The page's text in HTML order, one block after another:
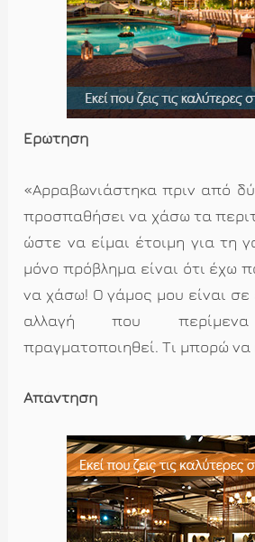
Ερώτηση
«Αρραβωνιάστηκα πριν από
προσπαθήσει να χάσω τα
ώστε να είμαι έτοιμη για τη
μόνο πρόβλημα είναι ότι έχω
να χάσω! Ο γάμος μου είναι σε
αλλαγή που
πραγματοποιηθεί. Τι μπορώ να
Απάντηση